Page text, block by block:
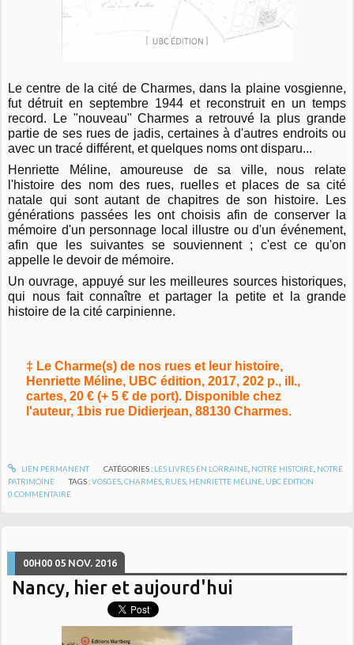
Le centre de la cité de Charmes, dans la plaine vosgienne,
fut détruit en septembre 1944 et reconstruit en un temps
record. Le "nouveau" Charmes a retrouvé la plus grande
partie de ses rues de jadis, certaines à d'autres endroits ou
avec un tracé différent, et quelques noms ont disparu...
Henriette Méline, amoureuse de sa ville, nous relate
l'histoire des nom des rues, ruelles et places de sa cité
natale qui sont autant de chapitres de son histoire. Les
générations passées les ont choisis afin de conserver la
mémoire d'un personnage local illustre ou d'un événement,
afin que les suivantes se souviennent ; c'est ce qu'on
appelle le devoir de mémoire.
Un ouvrage, appuyé sur les meilleures sources historiques,
qui nous fait connaître et partager la petite et la grande
histoire de la cité carpinienne.
‡ Le Charme(s) de nos rues et leur histoire,
Henriette Méline, UBC édition, 2017, 202 p., ill.,
cartes, 20 € (+ 5 € de port). Disponible chez
l'auteur, 1bis rue Didierjean, 88130 Charmes.
LIEN PERMANENT CATÉGORIES : LES LIVRES EN LORRAINE, NOTRE HISTOIRE, NOTRE
PATRIMOINE
TAGS :VOSGES ,CHARMES RUES HENRIETTE MÉLINE UBC ÉDITION
0 COMMENTAIRE
00H00 05 NOV. 2016
Nancy, hier et aujourd'hui